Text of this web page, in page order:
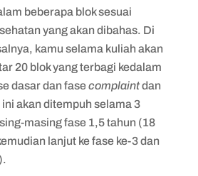
beberapa blok sesuai
yang akan dibahas. Di
kamu selama kuliah akan
20 blok yang terbagi kedalam
dasar dan fasecomplaintdan
ini akan ditempuh selama 3
masing fase 1,5 tahun (18
lanjut ke fase ke-3 dan